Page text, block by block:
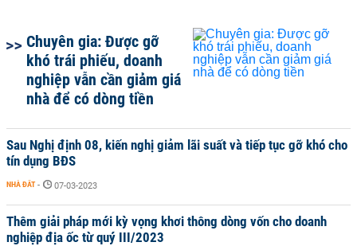
Chuyên gia: Được gỡ
khó trái phiếu, doanh
nghiệp vẫn cần giảm giá
nhà để có dòng tiền
Sau Nghị định 08, kiến nghị giảm lãi suất và tiếp tục gỡ khó cho
tín dụng BĐS
NHÀ ĐẤT - 07-03-2023
Thêm giải pháp mới kỳ vọng khơi thông dòng vốn cho doanh
nghiệp địa ốc từ quý III/2023